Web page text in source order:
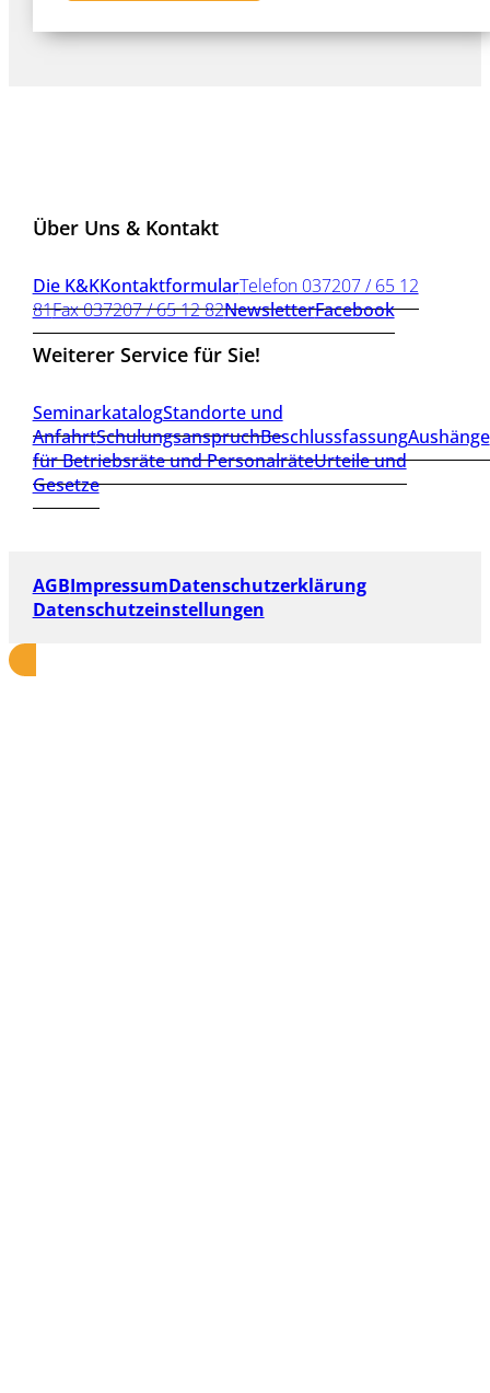
Über Uns & Kontakt
Die K&KKontaktformularTelefon 037207 / 65 12
81Fax 037207 / 65 12 82NewsletterFacebook
Weiterer Service für Sie!
SeminarkatalogStandorte und
AnfahrtSchulungsanspruchBeschlussfassungAushänge
für Betriebsräte und PersonalräteUrteile und
Gesetze
AGBImpressumDatenschutzerklärung
Datenschutzeinstellungen